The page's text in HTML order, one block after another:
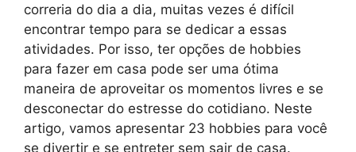
correria do dia a dia, muitas vezes é difícil
encontrar tempo para se dedicar a essas
atividades. Por isso, ter opções de hobbies
para fazer em casa pode ser uma ótima
maneira de aproveitar os momentos livres e se
desconectar do estresse do cotidiano. Neste
artigo, vamos apresentar 23 hobbies para você
se divertir e se entreter sem sair de casa.